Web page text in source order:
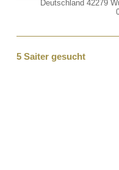
Deutschland 42279
5 Saiter gesucht